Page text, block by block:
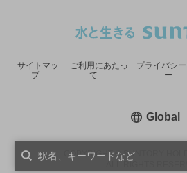
COPYRIGHT © SUNTORY
サイトマッ
プ
ご利用にあたっ
て
プライバシ
ー
Global